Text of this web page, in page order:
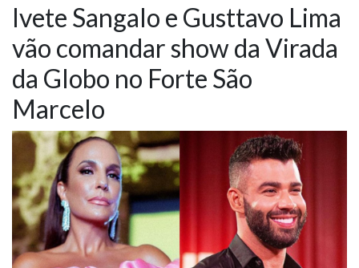
AGENDA
NOTÍCIAS
PROMOÇÕES
CONTATO
Ivete Sangalo e Gusttavo Lima
vão comandar show da Virada
da Globo no Forte São
Marcelo